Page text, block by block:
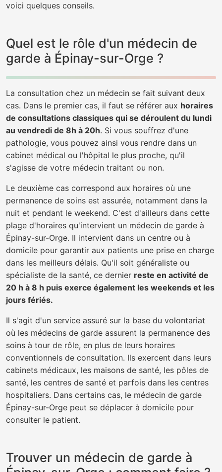
voici quelques conseils.
Quel est le rôle d'un médecin de
garde à Épinay-sur-Orge ?
La consultation chez un médecin se fait suivant deux
cas. Dans le premier cas, il faut se référer aux horaires
de consultations classiques qui se déroulent du lundi
au vendredi de 8h à 20h. Si vous souffrez d'une
pathologie, vous pouvez ainsi vous rendre dans un
cabinet médical ou l'hôpital le plus proche, qu'il
s'agisse de votre médecin traitant ou non.
Le deuxième cas correspond aux horaires où une
permanence de soins est assurée, notamment dans la
nuit et pendant le weekend. C'est d'ailleurs dans cette
plage d'horaires qu'intervient un médecin de garde à
Épinay-sur-Orge. Il intervient dans un centre ou à
domicile pour garantir aux patients une prise en charge
dans les meilleurs délais. Qu'il soit généraliste ou
spécialiste de la santé, ce dernier reste en activité de
20 h à 8 h puis exerce également les weekends et les
jours fériés.
Il s'agit d'un service assuré sur la base du volontariat
où les médecins de garde assurent la permanence des
soins à tour de rôle, en plus de leurs horaires
conventionnels de consultation. Ils exercent dans leurs
cabinets médicaux, les maisons de santé, les pôles de
santé, les centres de santé et parfois dans les centres
hospitaliers. Dans certains cas, le médecin de garde
Épinay-sur-Orge peut se déplacer à domicile pour
consulter le patient.
Trouver un médecin de garde à